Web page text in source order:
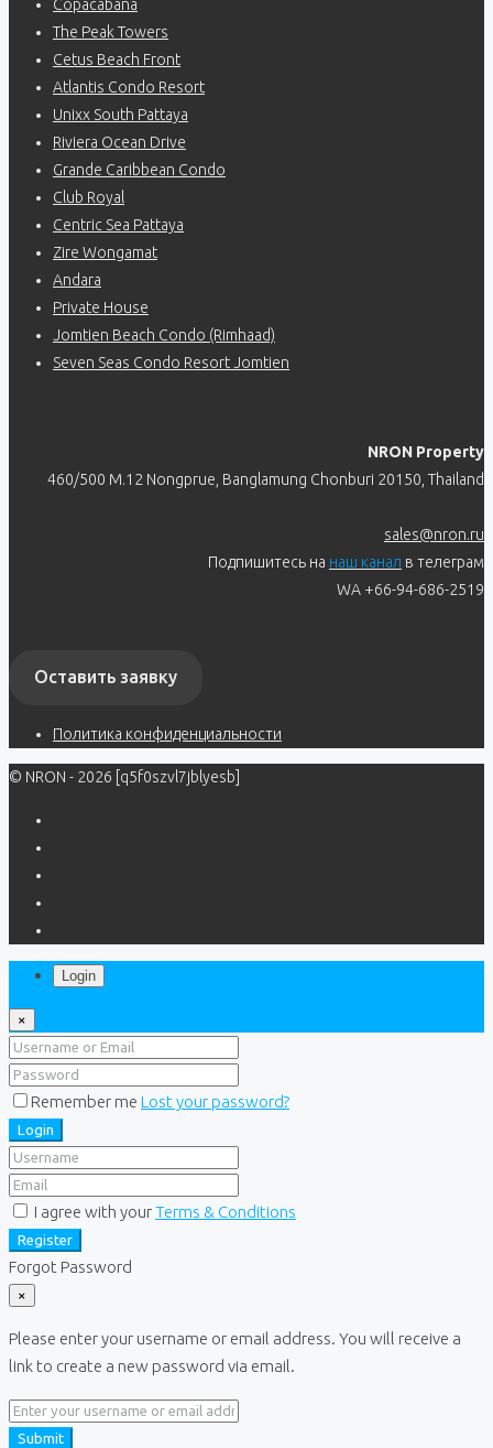
Copacabana
The Peak Towers
Cetus Beach Front
Atlantis Condo Resort
Unixx South Pattaya
Riviera Ocean Drive
Grande Caribbean Condo
Club Royal
Centric Sea Pattaya
Zire Wongamat
Andara
Private House
Jomtien Beach Condo (Rimhaad)
Seven Seas Condo Resort Jomtien
NRON Property
460/500 M.12 Nongprue, Banglamung Chonburi 20150, Thailand
sales@nron.ru
Подпишитесь на наш канал в телеграм
WA +66-94-686-2519
Оставить заявку
Политика конфиденциальности
© NRON - 2026 [q5f0szvl7jblyesb]
Login
×
Remember me Lost your password?
Login
I agree with yourTerms & Conditions
Register
Forgot Password
×
Please enter your username or email address. You will receive a
link to create a new password via email.
Submit